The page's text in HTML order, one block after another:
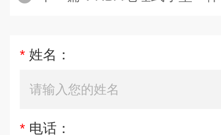
* 姓名：
* 电话：